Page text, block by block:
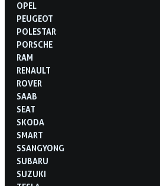
OPEL
PEUGEOT
POLESTAR
PORSCHE
RAM
RENAULT
ROVER
SAAB
SEAT
SKODA
SMART
SSANGYONG
SUBARU
SUZUKI